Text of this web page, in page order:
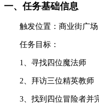
一、任务基础信息
触发位置：商业街广场
任务目标：
1、寻找四位魔法师
2、拜访三位精英教师
3、找到四位冒险者并